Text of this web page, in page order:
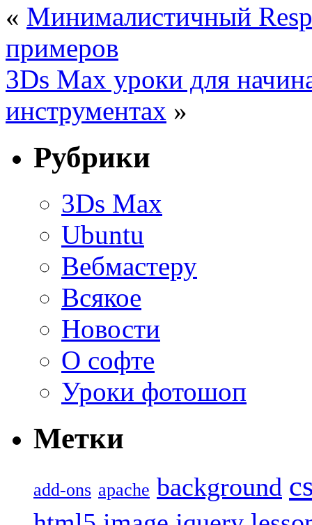
« Минималистичный
примеров
3Ds Max уроки для
инструментах »
Рубрики
3Ds Max
Ubuntu
Вебмастеру
Всякое
Новости
О софте
Уроки фотошоп
Метки
add-ons apache background